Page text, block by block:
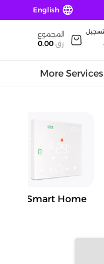
language
English
المجموع
رق 0.00
More Services
Smart Home